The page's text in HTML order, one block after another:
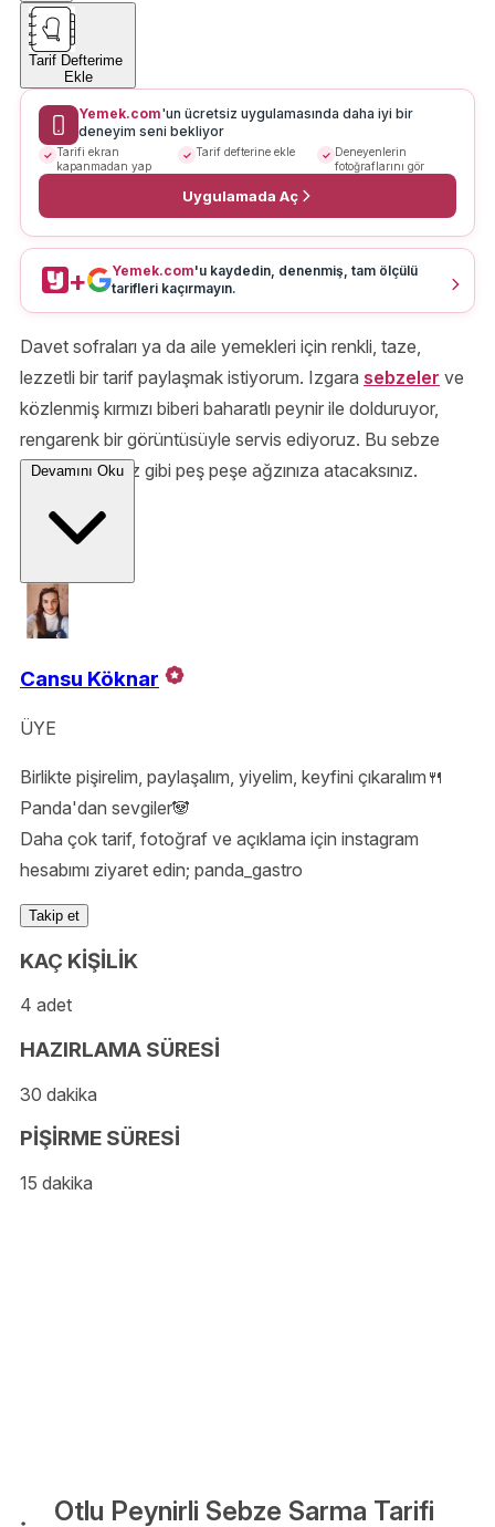
Tarif Defterime
Ekle
Yemek.com'un ücretsiz uygulamasında daha iyi bir
deneyim seni bekliyor
Tarifi ekran
kapanmadan yap
Tarif defterine ekle
Deneyenlerin
fotoğraflarını gör
Uygulamada Aç
+ Yemek.com'u kaydedin, denenmiş, tam ölçülü
tarifleri kaçırmayın.
Davet sofraları ya da aile yemekleri için renkli, taze,
lezzetli bir tarif paylaşmak istiyorum. Izgara sebzeler ve
közlenmiş kırmızı biberi baharatlı peynir ile dolduruyor,
rengarenk bir görüntüsüyle servis ediyoruz. Bu sebze
sarmaları çerez gibi peş peşe ağzınıza atacaksınız.
Devamını Oku
Cansu Köknar
ÜYE
Birlikte pişirelim, paylaşalım, yiyelim, keyfini çıkaralım🍴
Panda'dan sevgiler🐼
Daha çok tarif, fotoğraf ve açıklama için instagram
hesabımı ziyaret edin; panda_gastro
Takip et
KAÇ KİŞİLİK
4 adet
HAZIRLAMA SÜRESİ
30 dakika
PİŞİRME SÜRESİ
15 dakika
Otlu Peynirli Sebze Sarma Tarifi